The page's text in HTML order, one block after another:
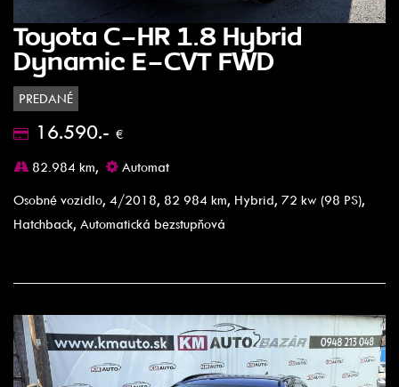
Toyota C-HR 1.8 Hybrid
Dynamic E-CVT FWD
PREDANÉ
16.590.- €
82.984 km,
Automat
Osobné vozidlo, 4/2018, 82 984 km, Hybrid, 72 kw (98 PS),
Hatchback, Automatická bezstupňová